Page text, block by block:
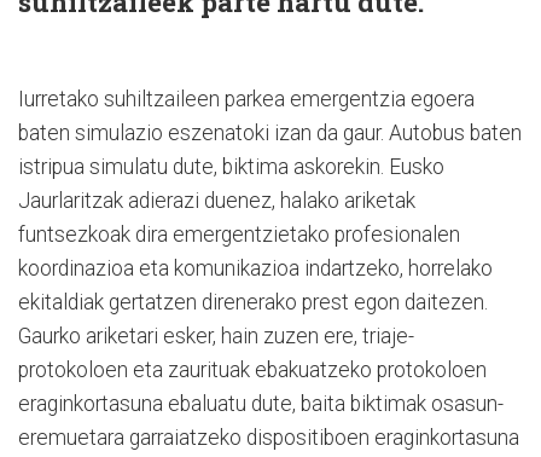
Iurretako suhiltzaileen parkea emergentzia egoera
baten simulazio eszenatoki izan da gaur. Autobus baten
istripua simulatu dute, biktima askorekin. Eusko
Jaurlaritzak adierazi duenez, halako ariketak
funtsezkoak dira emergentzietako profesionalen
koordinazioa eta komunikazioa indartzeko, horrelako
ekitaldiak gertatzen direnerako prest egon daitezen.
Gaurko ariketari esker, hain zuzen ere, triaje-
protokoloen eta zaurituak ebakuatzeko protokoloen
eraginkortasuna ebaluatu dute, baita biktimak osasun-
eremuetara garraiatzeko dispositiboen eraginkortasuna